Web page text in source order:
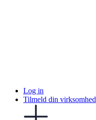
Log in
Tilmeld din virksomhed